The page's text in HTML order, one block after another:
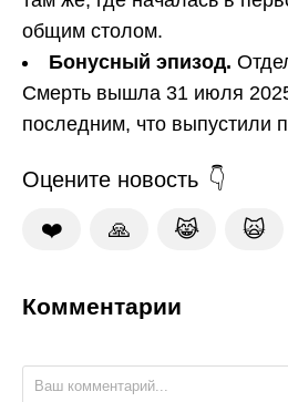
общим столом.
Бонусный эпизод.
Смерть вышла 31 июля
последним, что выпустили
Оцените новость
❤️ 🙏 😹 🙀
Комментарии